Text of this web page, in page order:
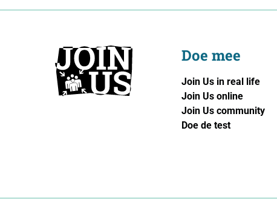
Doe mee
Join Us in real life
Join Us online
Join Us community
Doe de test